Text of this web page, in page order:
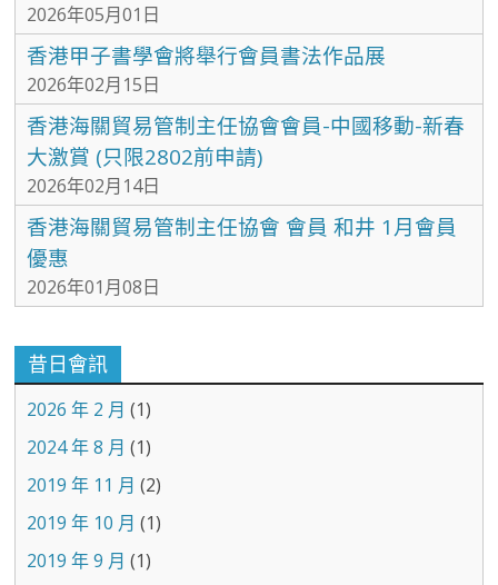
2026年05月01日
香港甲子書學會將舉行會員書法作品展
2026年02月15日
香港海關貿易管制主任協會會員-中國移動-新春
大激賞 (只限2802前申請)
2026年02月14日
香港海關貿易管制主任協會 會員 和井 1月會員
優惠
2026年01月08日
昔日會訊
2026 年 2 月 (1)
2024 年 8 月 (1)
2019 年 11 月 (2)
2019 年 10 月 (1)
2019 年 9 月 (1)